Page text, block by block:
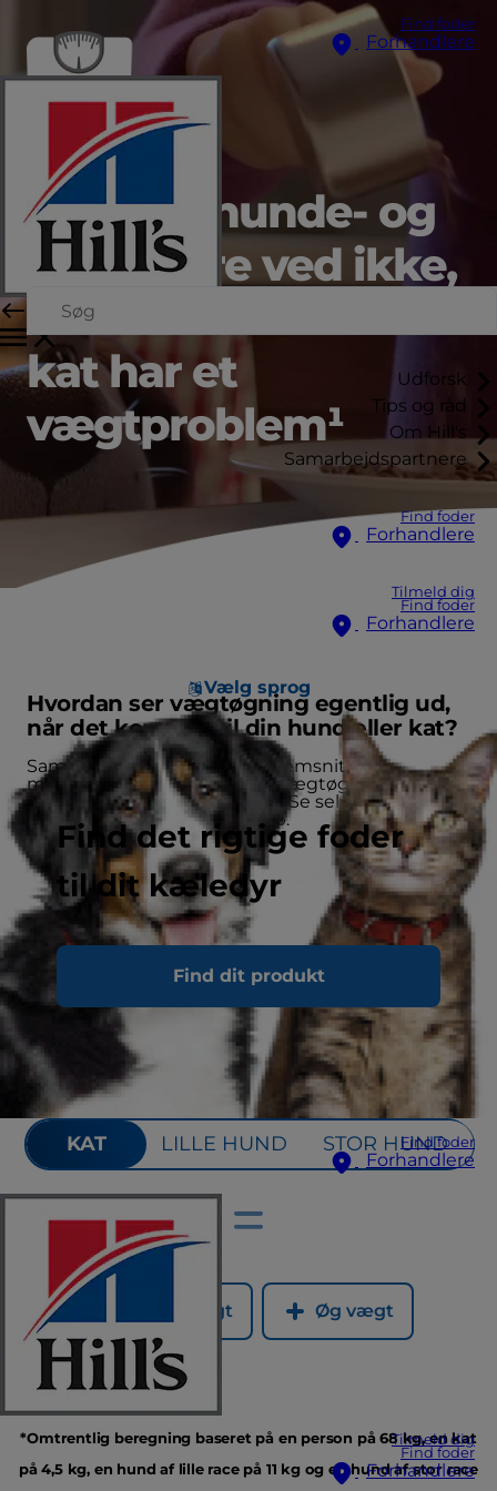
Find foder
Forhandlere
Udforsk
Tips og råd
Om Hill's
Samarbejdspartnere
Find foder
Forhandlere
Tilmeld dig
Find foder
Forhandlere
Vælg sprog
Find det rigtige foder
til dit kæledyr
Find dit produkt
Find foder
Forhandlere
Tilmeld dig
Find foder
Forhandlere
1 ud af 3 hunde- og
katteejere ved ikke,
at deres hund eller
kat har et
vægtproblem¹
Hvordan ser vægtøgning egentlig ud,
når det kommer til din hund eller kat?
Sammenlignet med et gennemsnitligt
menneske kan selv en "lille" vægtøgning føre til
større problemer i fremtiden. Se selv, hvordan
hvert kilo hurtigt kan løbe op.
KAT LILLE HUND STOR HUND
Reducér vægt Øg vægt
*Omtrentlig beregning baseret på en person på 68 kg, en kat
på 4,5 kg, en hund af lille race på 11 kg og en hund af stor race